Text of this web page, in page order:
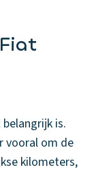
is.
vooral om de
kilometers,